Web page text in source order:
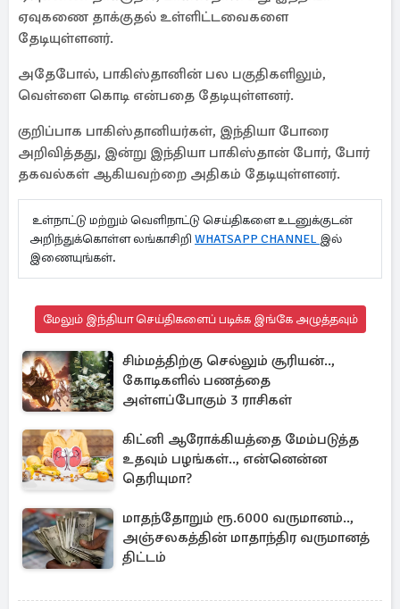
ஏவுகணை தாக்குதல் உள்ளிட்டவைகளை
தேடியுள்ளனர்.
அதேபோல், பாகிஸ்தானின் பல பகுதிகளிலும்,
வெள்ளை கொடி என்பதை தேடியுள்ளனர்.
குறிப்பாக பாகிஸ்தானியர்கள், இந்தியா போரை
அறிவித்தது, இன்று இந்தியா பாகிஸ்தான் போர், போர்
தகவல்கள் ஆகியவற்றை அதிகம் தேடியுள்ளனர்.
உள்நாட்டு மற்றும் வெளிநாட்டு செய்திகளை உடனுக்குடன்
அறிந்துக்கொள்ள லங்காசிறி WHATSAPP CHANNEL இல்
இணையுங்கள்.
மேலும் இந்தியா செய்திகளைப் படிக்க இங்கே அழுத்தவும்
சிம்மத்திற்கு செல்லும் சூரியன்..,
கோடிகளில் பணத்தை
அள்ளப்போகும் 3 ராசிகள்
கிட்னி ஆரோக்கியத்தை மேம்படுத்த
உதவும் பழங்கள்.., என்னென்ன
தெரியுமா?
மாதந்தோறும் ரூ.6000 வருமானம்..,
அஞ்சலகத்தின் மாதாந்திர வருமானத்
திட்டம்